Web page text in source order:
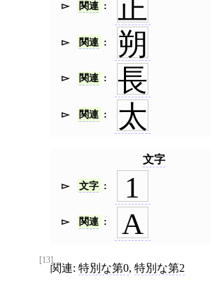
関連 正
関連 朔
関連 長
関連 太
文字
文字 1
関連 A
[13]
関連: 特別な第0, 特別な第2